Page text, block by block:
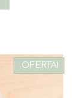
¡OFERTA!